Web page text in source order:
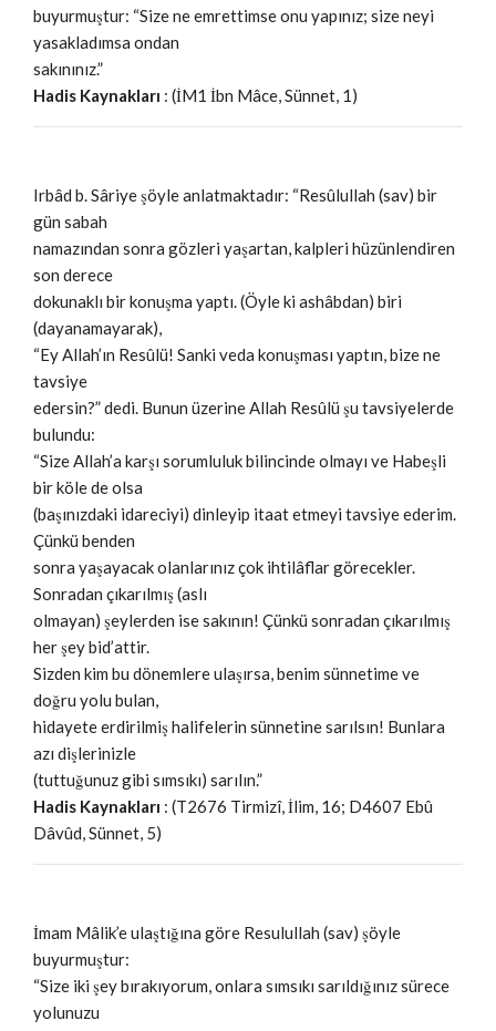
buyurmuştur: “Size ne emrettimse onu yapınız; size neyi
yasakladımsa ondan
sakınınız.”
Hadis Kaynakları : (İM1 İbn Mâce, Sünnet, 1)
Irbâd b. Sâriye şöyle anlatmaktadır: “Resûlullah (sav) bir
gün sabah
namazından sonra gözleri yaşartan, kalpleri hüzünlendiren
son derece
dokunaklı bir konuşma yaptı. (Öyle ki ashâbdan) biri
(dayanamayarak),
“Ey Allah’ın Resûlü! Sanki veda konuşması yaptın, bize ne
tavsiye
edersin?” dedi. Bunun üzerine Allah Resûlü şu tavsiyelerde
bulundu:
“Size Allah’a karşı sorumluluk bilincinde olmayı ve Habeşli
bir köle de olsa
(başınızdaki idareciyi) dinleyip itaat etmeyi tavsiye ederim.
Çünkü benden
sonra yaşayacak olanlarınız çok ihtilâflar görecekler.
Sonradan çıkarılmış (aslı
olmayan) şeylerden ise sakının! Çünkü sonradan çıkarılmış
her şey bid’attir.
Sizden kim bu dönemlere ulaşırsa, benim sünnetime ve
doğru yolu bulan,
hidayete erdirilmiş halifelerin sünnetine sarılsın! Bunlara
azı dişlerinizle
(tuttuğunuz gibi sımsıkı) sarılın.”
Hadis Kaynakları : (T2676 Tirmizî, İlim, 16; D4607 Ebû
Dâvûd, Sünnet, 5)
İmam Mâlik’e ulaştığına göre Resulullah (sav) şöyle
buyurmuştur:
“Size iki şey bırakıyorum, onlara sımsıkı sarıldığınız sürece
yolunuzu